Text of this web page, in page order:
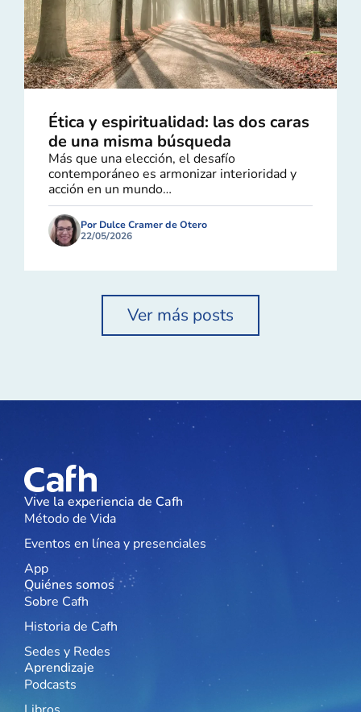
Ética y espiritualidad: las dos caras
de una misma búsqueda
Más que una elección, el desafío
contemporáneo es armonizar interioridad y
acción en un mundo…
Por Dulce Cramer de Otero
22/05/2026
Ver más posts
Vive la experiencia de Cafh
Método de Vida
Eventos en línea y presenciales
App
Quiénes somos
Sobre Cafh
Historia de Cafh
Sedes y Redes
Aprendizaje
Podcasts